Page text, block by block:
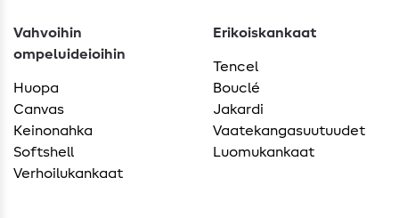
Vahvoihin
ompeluideioihin
Huopa
Canvas
Keinonahka
Softshell
Verhoilukankaat
Erikoiskankaat
Tencel
Bouclé
Jakardi
Vaatekangasuutuudet
Luomukankaat